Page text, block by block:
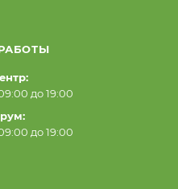
до 19:00
до 19:00